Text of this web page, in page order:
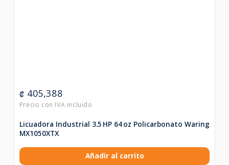
₡ 405,388
Licuadora Industrial 3.5 HP 64 oz Policarbonato Waring
MX1050XTX
Añadir al carrito